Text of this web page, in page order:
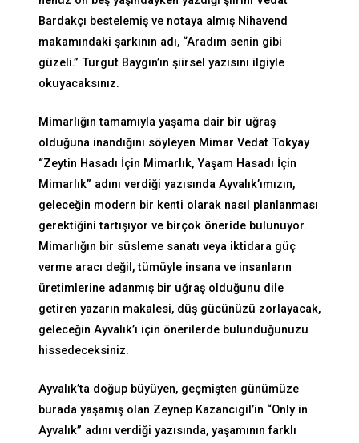
Bardakçı bestelemiş ve notaya almış Nihavend
makamındaki şarkının adı, “Aradım senin gibi
güzeli.” Turgut Baygın’ın şiirsel yazısını ilgiyle
okuyacaksınız.
Mimarlığın tamamıyla yaşama dair bir uğraş
olduğuna inandığını söyleyen Mimar Vedat Tokyay
“Zeytin Hasadı İçin Mimarlık, Yaşam Hasadı İçin
Mimarlık” adını verdiği yazısında Ayvalık’ımızın,
geleceğin modern bir kenti olarak nasıl planlanması
gerektiğini tartışıyor ve birçok öneride bulunuyor.
Mimarlığın bir süsleme sanatı veya iktidara güç
verme aracı değil, tümüyle insana ve insanların
üretimlerine adanmış bir uğraş olduğunu dile
getiren yazarın makalesi, düş gücünüzü zorlayacak,
geleceğin Ayvalık’ı için önerilerde bulunduğunuzu
hissedeceksiniz.
Ayvalık’ta doğup büyüyen, geçmişten günümüze
burada yaşamış olan Zeynep Kazancıgil’in “Only in
Ayvalık” adını verdiği yazısında, yaşamının farklı